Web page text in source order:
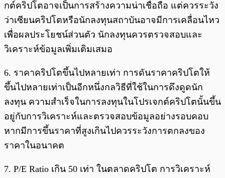
กต์คริปโตอาจเป็นการสร้างความน่าเชื่อถือ แต่ควรระวัง
ว่าเซียนคริปโตหรือนักลงทุนสถาบันอาจมีการเคลื่อนไหว
เพื่อผลประโยชน์ส่วนตัว นักลงทุนควรตรวจสอบและ
วิเคราะห์ข้อมูลเพิ่มเติมเสมอ
6. ราคาคริปโตขึ้นไปหลายเท่า การดันราคาคริปโตให้
ขึ้นไปหลายเท่าเป็นอีกหนึ่งกลวิธีที่ใช้ในการดึงดูดนัก
ลงทุน ความสำเร็จในการลงทุนในโปรเจกต์คริปโตนั้นขึ้น
อยู่กับการวิเคราะห์และตรวจสอบข้อมูลอย่างรอบคอบ
หากมีการขึ้นราคาที่สูงเกินไปควรระวังการตกลงของ
ราคาในอนาคต
7. P/E Ratio เกิน 50 เท่า ในตลาดคริปโต การวิเคราะห์